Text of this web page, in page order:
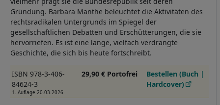
Gründung. Barbara Manthe beleuchtet die Aktivitäten des
rechtsradikalen Untergrunds im Spiegel der
gesellschaftlichen Debatten und Erschütterungen, die sie
hervorriefen. Es ist eine lange, vielfach verdrängte
Geschichte, die sich bis heute fortschreibt.
ISBN 978-3-406-
84624-3
1. Auflage 20.03.2026
29,90 € Portofrei
Bestellen (Buch |
Hardcover)